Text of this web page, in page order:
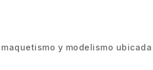
y modelismo